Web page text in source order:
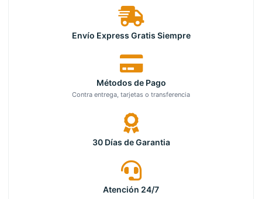
Envío Express Gratis Siempre
Métodos de Pago
Contra entrega, tarjetas o transferencia
30 Días de Garantia
Atención 24/7